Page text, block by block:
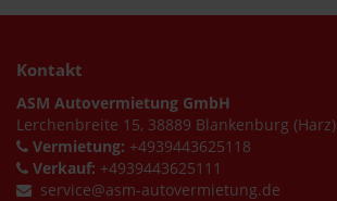
Kontakt
ASM Autovermietung GmbH
Lerchenbreite 15, 38889 Blankenburg (Harz)
Vermietung: +4939443625118
Verkauf: +4939443625111
service@asm-autovermietung.de